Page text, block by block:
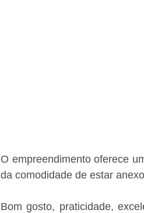
O empreendimento oferece
da comodidade de estar
Bom gosto, praticidade,